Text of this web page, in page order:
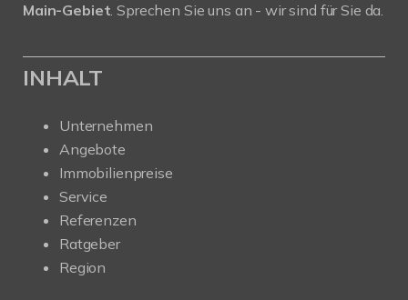
Main-Gebiet. Sprechen Sie uns an - wir sind für Sie da.
INHALT
Unternehmen
Angebote
Immobilienpreise
Service
Referenzen
Ratgeber
Region